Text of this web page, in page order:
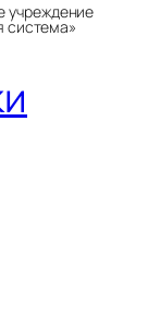
учреждение
система»